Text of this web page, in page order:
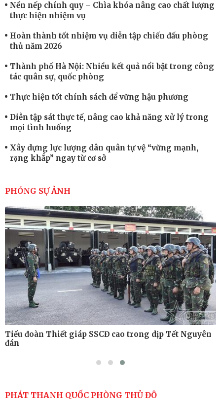
Nền nếp chính quy – Chìa khóa nâng cao chất lượng
thực hiện nhiệm vụ
Hoàn thành tốt nhiệm vụ diễn tập chiến đấu phòng
thủ năm 2026
Thành phố Hà Nội: Nhiều kết quả nổi bật trong công
tác quân sự, quốc phòng
Thực hiện tốt chính sách để vững hậu phương
Diễn tập sát thực tế, nâng cao khả năng xử lý trong
mọi tình huống
Xây dựng lực lượng dân quân tự vệ “vững mạnh,
rộng khắp” ngay từ cơ sở
cao sức mạnh chiến đấu
Tiểu đoàn Thiết giáp hoàn thành tốt diễn tập chiến
thuật có bắn đạn thật
Nơi sinh viên rèn ý trí, luyện kỹ năng
PHÓNG SỰ ẢNH
Tiểu đoàn Thiết giáp SSCĐ cao trong dịp Tết Nguyên
đán
PHÁT THANH QUỐC PHÒNG THỦ ĐÔ